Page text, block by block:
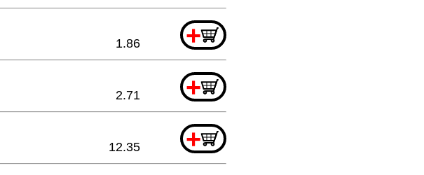
+
1.86
+
2.71
+
12.35